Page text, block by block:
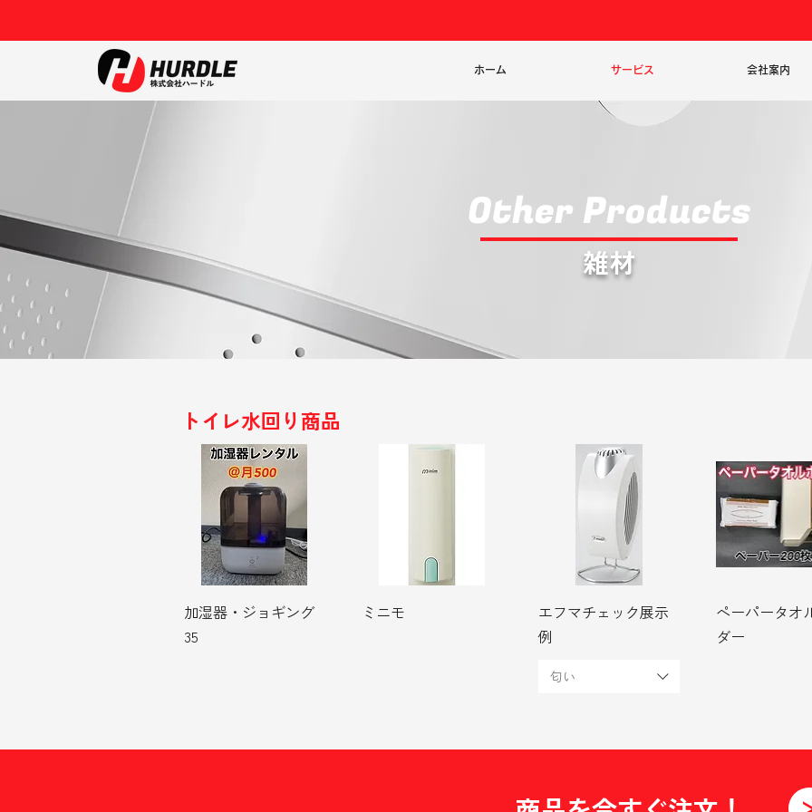
ホーム サービス 会社案内
Other Products
雑材
加湿器・ジョギング
35
ミニモ
エフマチェック展示
例
匂い
ペーパータオ
ダー
トイレ水回り商品